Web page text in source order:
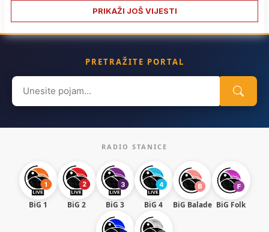
PRIKAŽI JOŠ VIJESTI
PRETRAŽITE PORTAL
Search
for:
RADIO STANICE
BiG 1 BiG 2 BiG 3 BiG 4 BiG Balade BiG Folk